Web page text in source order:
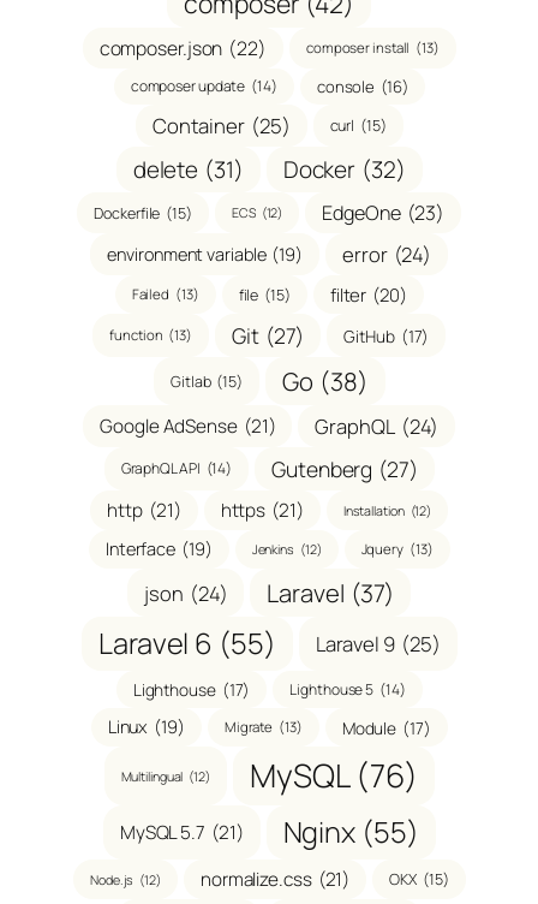
composer.json (22) composer install (13)
composer update (14) console (16)
Container (25) curl (15)
delete (31) Docker (32)
Dockerfile (15) ECS (12) EdgeOne (23)
environment variable (19) error (24)
Failed (13) file (15) filter (20)
function (13) Git (27) GitHub (17)
Gitlab (15) Go (38)
Google AdSense (21) GraphQL (24)
GraphQL API (14) Gutenberg (27)
http (21) https (21) Installation (12)
Interface (19) Jenkins (12) Jquery (13)
json (24) Laravel (37)
Laravel 6 (55) Laravel 9 (25)
Lighthouse (17) Lighthouse 5 (14)
Linux (19) Migrate (13) Module (17)
Multilingual (12) MySQL (76)
MySQL 5.7 (21) Nginx (55)
Node.js (12) normalize.css (21) OKX (15)